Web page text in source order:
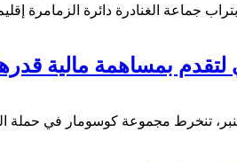
جماعة الغنادرة دائرة الزمامرة
مالية قدرها 25 مليون